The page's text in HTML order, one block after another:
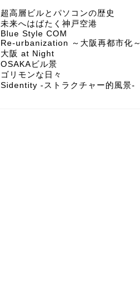
超高層ビルとパソコンの歴史
未来へはばたく神戸空港
Blue Style COM
Re-urbanization ～大阪再都市化～
大阪 at Night
OSAKAビル景
ゴリモンな日々
Sidentity -ストラクチャー的風景-